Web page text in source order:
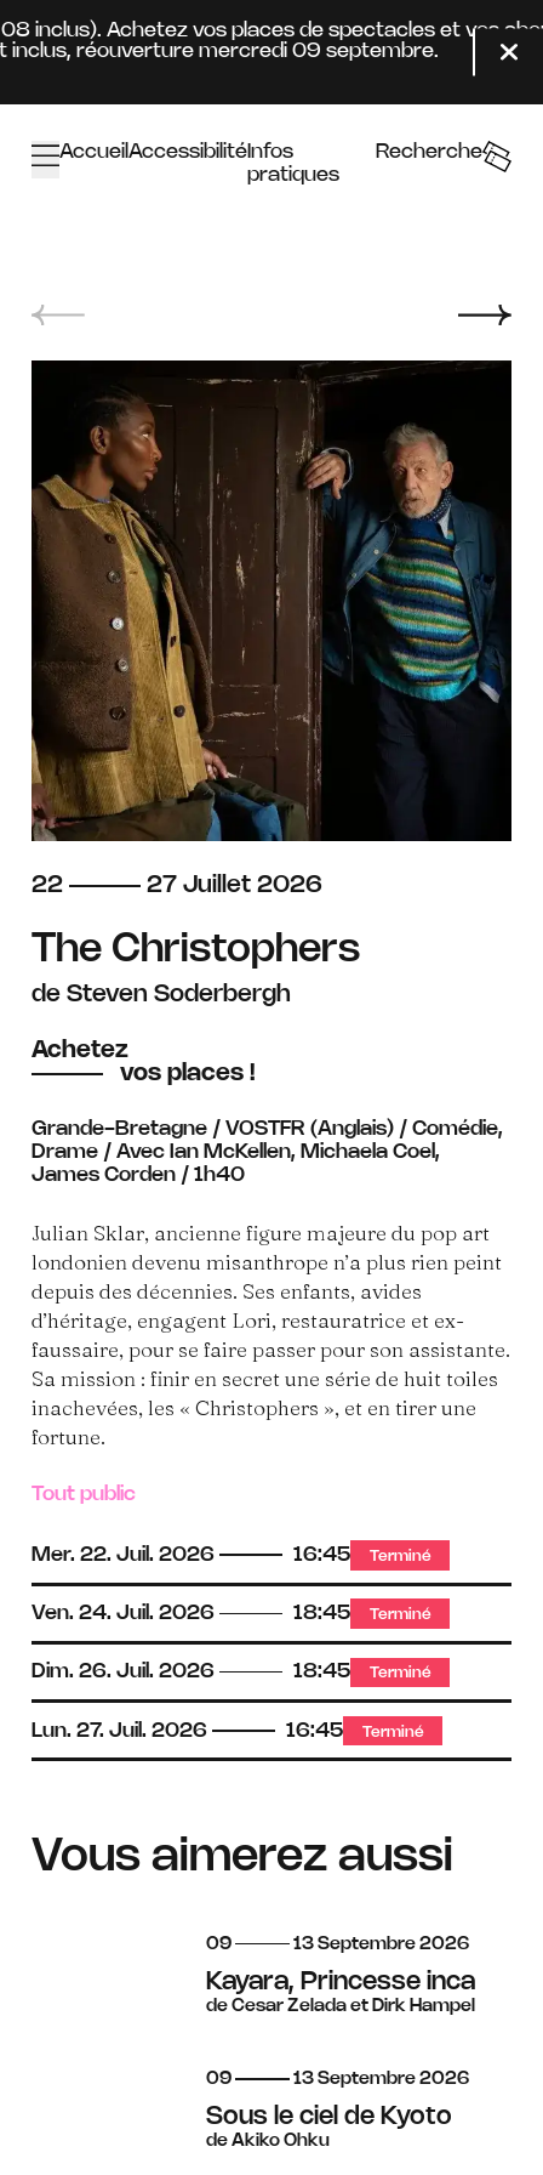
inclus). Achetez vos places de spectacles et vos
réouverture mercredi 09 septembre.
AccueilAccessibilitéInfos
pratiques
Recherche
du
22 au
27 juillet
Juillet 2026
The Christophers
de Steven Soderbergh
Achetez
vos places !
Grande-Bretagne / VOSTFR (Anglais) / Comédie,
Drame / Avec Ian McKellen, Michaela Coel,
James Corden / 1h40
Julian Sklar, ancienne figure majeure du pop art
londonien devenu misanthrope n’a plus rien peint
depuis des décennies. Ses enfants, avides
d’héritage, engagent Lori, restauratrice et ex-
faussaire, pour se faire passer pour son assistante.
Sa mission : finir en secret une série de huit toiles
inachevées, les « Christophers », et en tirer une
fortune.
Tout public
Mer. 22. Juil. 2026 16:45 Terminé
Ven. 24. Juil. 2026 18:45 Terminé
Dim. 26. Juil. 2026 18:45 Terminé
Lun. 27. Juil. 2026 16:45 Terminé
Vous aimerez aussi
du
09 au
13 septembre
Septembre 2026
Kayara, Princesse inca
de Cesar Zelada et Dirk Hampel
du
09 au
13 septembre
Septembre 2026
Sous le ciel de Kyoto
de Akiko Ohku